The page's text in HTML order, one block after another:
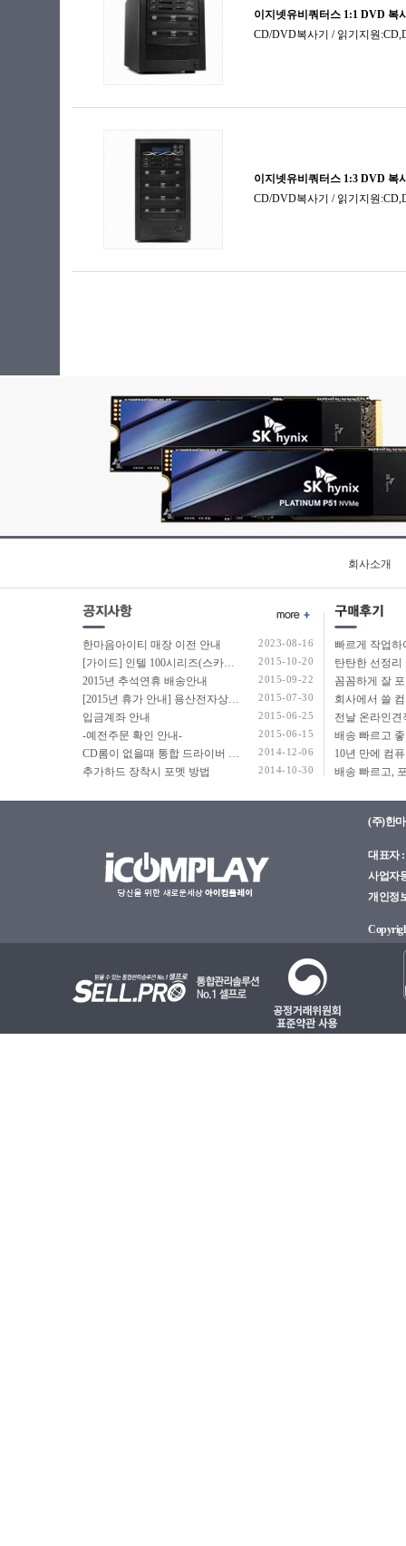
회사소개
한마음아이티 매장 이전 안내 2023-08-16
[가이드] 인텔 100시리즈(스카이레이크보드) 에서 윈도우7 USB 설치 방법 소개 2015-10-20
2015년 추석연휴 배송안내 2015-09-22
[2015년 휴가 안내] 용산전자상가 여름 휴가 안내 2015-07-30
입금계좌 안내 2015-06-25
-예전주문 확인 안내- 2015-06-15
CD롬이 없을때 통합 드라이버 설치법 2014-12-06
추가하드 장착시 포멧 방법 2014-10-30
탄탄한 선정리
(주)한
대표자
사업자
개인정